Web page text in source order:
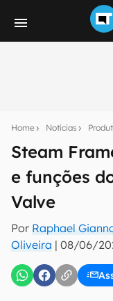
Home Notícias
Steam
e funções
Valve
Por Raphael
Oliveira | 08/06/
notícias e
E-mail
Confirmo que li,
Uso e Política